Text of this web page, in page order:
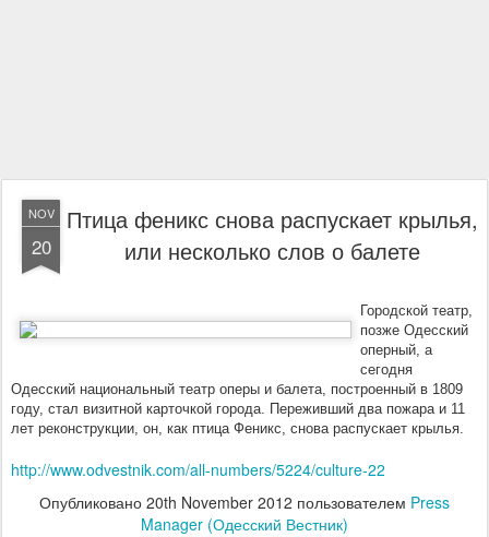
NOV
20
Птица феникс снова распускает крылья,
или несколько слов о балете
Городской театр,
позже Одесский
оперный, а
сегодня
Одесский национальный театр оперы и балета, построенный в 1809
году, стал визитной карточкой города. Переживший два пожара и 11
лет реконструкции, он, как птица Феникс, снова распускает крылья.
http://www.odvestnik.com/all-numbers/5224/culture-22
Опубликовано 20th November 2012 пользователем Press
Manager (Одесский Вестник)